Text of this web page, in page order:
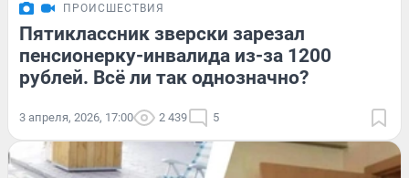
ПРОИСШЕСТВИЯ
Пятиклассник зверски зарезал
пенсионерку-инвалида из-за 1200
рублей. Всё ли так однозначно?
3 апреля, 2026, 17:00 2 439 5